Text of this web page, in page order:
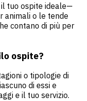
tuo ospite ideale—
animali o le tende
contano di più per
ospite?
o tipologie di
di essi e
e il tuo servizio.